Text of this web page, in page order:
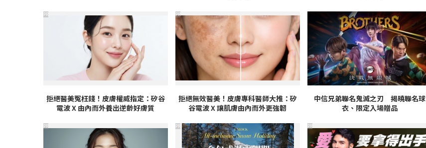
拒絕醫美冤枉錢！皮膚權威指定：矽谷
電波 X 由內而外養出逆齡好膚質
PR
拒絕無效醫美！皮膚專科醫師大推：矽
谷電波 X 讓肌膚由內而外更強韌
PR
中信兄弟聯名鬼滅之刃 揭曉聯名球
衣、限定入場贈品
PR PR PR